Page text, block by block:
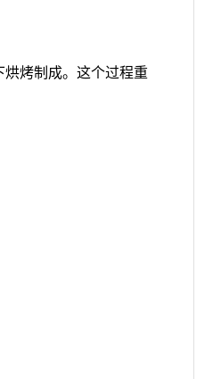
烤制成。这个过程重